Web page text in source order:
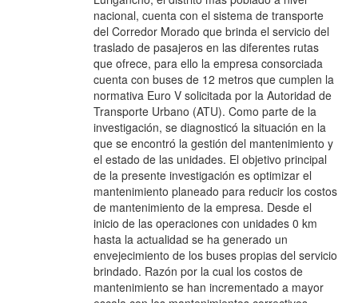
nacional, cuenta con el sistema de transporte
del Corredor Morado que brinda el servicio del
traslado de pasajeros en las diferentes rutas
que ofrece, para ello la empresa consorciada
cuenta con buses de 12 metros que cumplen la
normativa Euro V solicitada por la Autoridad de
Transporte Urbano (ATU). Como parte de la
investigación, se diagnosticó la situación en la
que se encontró la gestión del mantenimiento y
el estado de las unidades. El objetivo principal
de la presente investigación es optimizar el
mantenimiento planeado para reducir los costos
de mantenimiento de la empresa. Desde el
inicio de las operaciones con unidades 0 km
hasta la actualidad se ha generado un
envejecimiento de los buses propias del servicio
brindado. Razón por la cual los costos de
mantenimiento se han incrementado a mayor